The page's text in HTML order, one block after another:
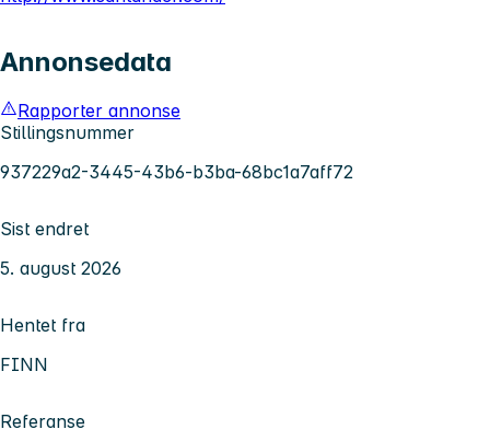
Annonsedata
Rapporter annonse
Stillingsnummer
937229a2-3445-43b6-b3ba-68bc1a7aff72
Sist endret
5. august 2026
Hentet fra
FINN
Referanse